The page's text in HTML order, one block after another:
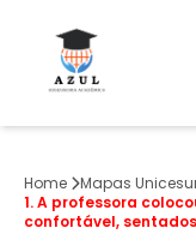
Home
Mapas
1. A professora
confortável,